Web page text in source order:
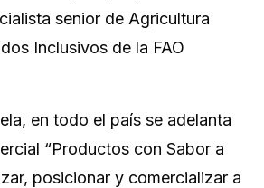
senior de Agricultura
Inclusivos de la FAO
en todo el país se adelanta
“Productos con Sabor a
posicionar y comercializar a